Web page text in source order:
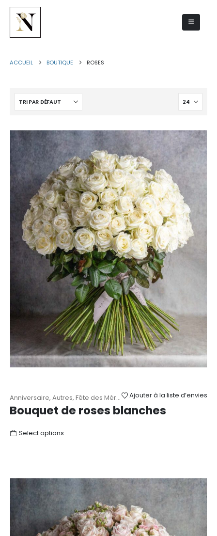
ACCUEIL BOUTIQUE ROSES
Ajouter à la liste d’envies
Anniversaire, Autres, Fête des Mères ,Mariage,Naissance,
Bouquet de roses blanches
Select options